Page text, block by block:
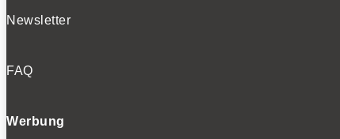
Newsletter
FAQ
Werbung